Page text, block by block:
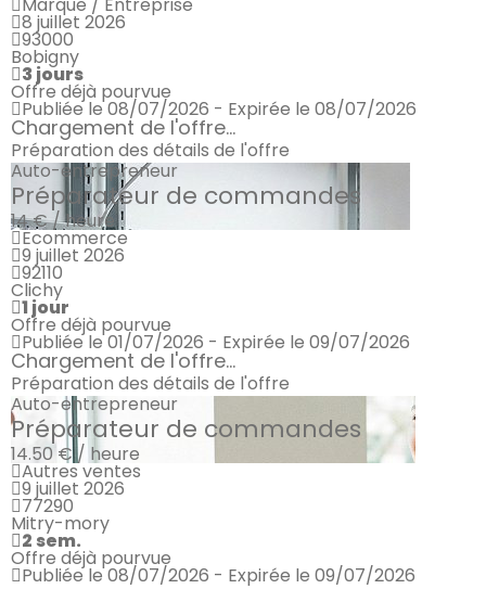
8 juillet 2026
93000
Bobigny
3 jours
Offre déjà pourvue
Publiée le 08/07/2026 - Expirée le 08/07/2026
Chargement de l'offre...
Préparation des détails de l'offre
Auto-entrepreneur
Préparateur de commandes
14 € / heure
Ecommerce
9 juillet 2026
92110
Clichy
1 jour
Offre déjà pourvue
Publiée le 01/07/2026 - Expirée le 09/07/2026
Chargement de l'offre...
Préparation des détails de l'offre
Auto-entrepreneur
Préparateur de commandes
14.50 € / heure
Autres ventes
9 juillet 2026
77290
Mitry-mory
2 sem.
Offre déjà pourvue
Publiée le 08/07/2026 - Expirée le 09/07/2026